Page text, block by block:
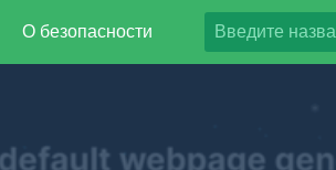
О безопасности